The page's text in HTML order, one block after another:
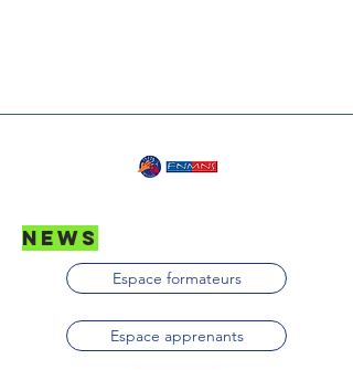
news
Espace formateurs
Espace apprenants